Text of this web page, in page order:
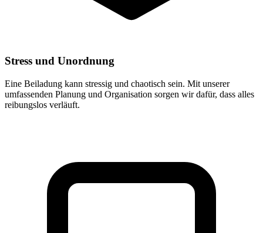
Stress und Unordnung
Eine Beiladung kann stressig und chaotisch sein. Mit unserer
umfassenden Planung und Organisation sorgen wir dafür, dass alles
reibungslos verläuft.